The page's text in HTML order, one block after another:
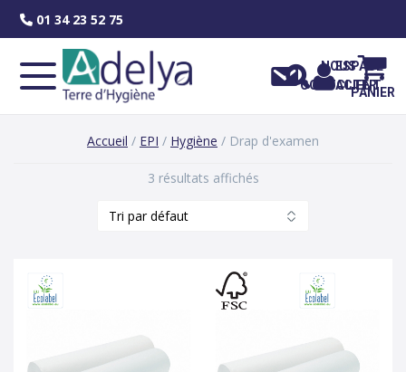
01 34 23 52 75
NOUS
CONTACTER
ESPACE
CLIENT
PANIER
Accueil / EPI / Hygiène / Drap d'examen
3 résultats affichés